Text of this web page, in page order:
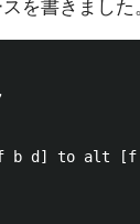
を書きました
b d] to alt